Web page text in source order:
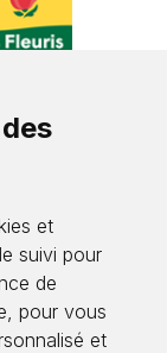
et
suivi pour
de
pour vous
et